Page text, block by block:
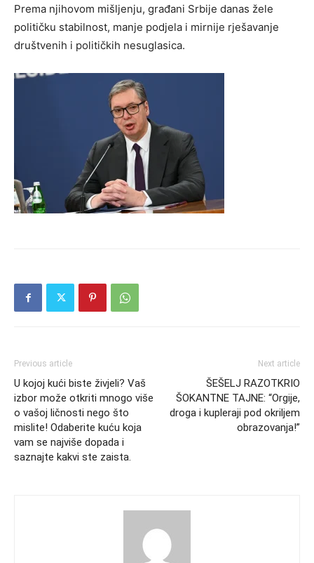
Prema njihovom mišljenju, građani Srbije danas žele
političku stabilnost, manje podjela i mirnije rješavanje
društvenih i političkih nesuglasica.
Previous article
U kojoj kući biste živjeli? Vaš
izbor može otkriti mnogo više
o vašoj ličnosti nego što
mislite! Odaberite kuću koja
vam se najviše dopada i
saznajte kakvi ste zaista.
Next article
ŠEŠELJ RAZOTKRIO
ŠOKANTNE TAJNE: “Orgije,
droga i kupleraji pod okriljem
obrazovanja!”